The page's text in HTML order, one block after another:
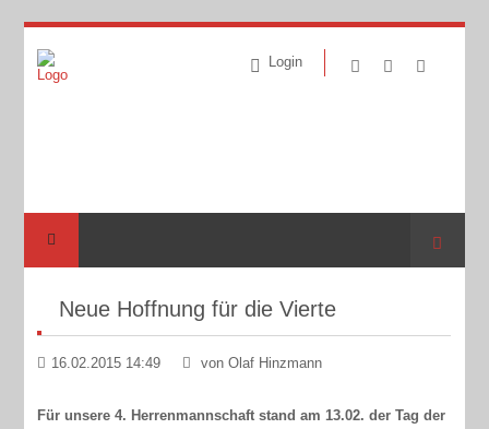
Login
Suche
Neue Hoffnung für die Vierte
16.02.2015 14:49 von Olaf Hinzmann
Für unsere 4. Herrenmannschaft stand am 13.02. der Tag der